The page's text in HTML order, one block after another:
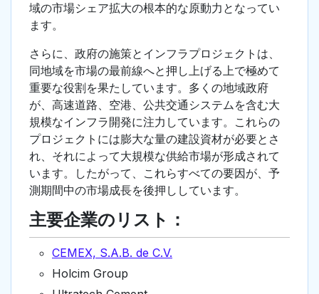
域の市場シェア拡大の根本的な原動力となってい
ます。
さらに、政府の施策とインフラプロジェクトは、
同地域を市場の最前線へと押し上げる上で極めて
重要な役割を果たしています。多くの地域政府
が、高速道路、空港、公共交通システムを含む大
規模なインフラ開発に注力しています。これらの
プロジェクトには膨大な量の建設資材が必要とさ
れ、それによって大規模な供給市場が形成されて
います。したがって、これらすべての要因が、予
測期間中の市場成長を後押ししています。
主要企業のリスト：
CEMEX, S.A.B. de C.V.
Holcim Group